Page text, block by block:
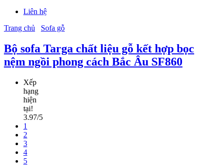
Liên hệ
Trang chủ
Sofa gỗ
Bộ sofa Targa chất liệu gỗ kết hợp bọc
nệm ngồi phong cách Bắc Âu SF860
Xếp
hạng
hiện
tại!
3.97/5
1
2
3
4
5